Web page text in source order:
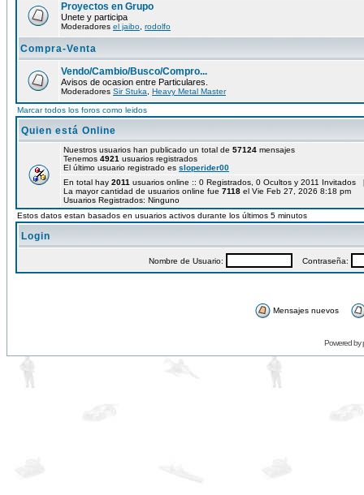
Proyectos en Grupo
Unete y participa
Moderadores el jaibo rodolfo
Compra-Venta
Vendo/Cambio/Busco/Compro...
Avisos de ocasion entre Particulares.
Moderadores Sir Stuka Heavy Metal Master
Marcar todos los foros como leidos
Quien está Online
Nuestros usuarios han publicado un total de 57124 mensajes
Tenemos 4921 usuarios registrados
El último usuario registrado es sloperider00
En total hay 2011 usuarios online :: 0 Registrados, 0 Ocultos y 2011 Invitados
La mayor cantidad de usuarios online fue 7118 el Vie Feb 27, 2026 8:18 pm
Usuarios Registrados: Ninguno
Estos datos estan basados en usuarios activos durante los últimos 5 minutos
Login
Nombre de Usuario: Contraseña:
Mensajes nuevos
Powered by